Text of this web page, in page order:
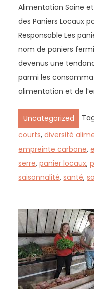
Alimentation Saine
des Paniers Locaux
Responsable Les
nom de paniers
devenus une
parmi les
alimentation et de
Uncategorized
courts,diversité
empreinte carbone,
serre,panier locaux,
saisonnalité,santé,